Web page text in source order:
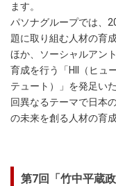
ます。
パソナグループでは、
題に取り組む人材の育
ほか、ソーシャルアン
育成を行う「HII（ヒュ
テュート）」を発足い
回異なるテーマで日本
の未来を創る人材の育
第7回「竹中平蔵